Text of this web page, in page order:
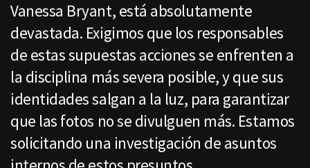
Vanessa Bryant, está absolutamente
devastada. Exigimos que los responsables
de estas supuestas acciones se enfrenten a
la disciplina más severa posible, y que sus
identidades salgan a la luz, para garantizar
que las fotos no se divulguen más. Estamos
solicitando una investigación de asuntos